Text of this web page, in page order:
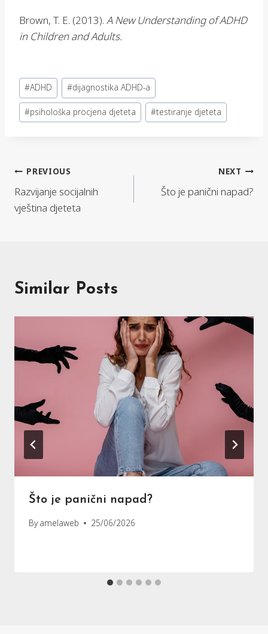
Brown, T. E. (2013). A New Understanding of ADHD
in Children and Adults.
Post
Tags:
#ADHD #dijagnostika ADHD-a
#psihološka procjena djeteta #testiranje djeteta
Navigacija
objava
PREVIOUS
Razvijanje socijalnih
vještina djeteta
NEXT
Što je panični napad?
Similar Posts
Što je panični napad?
By amelaweb 25/06/2026